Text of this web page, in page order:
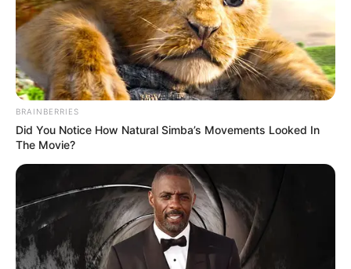
BRAINBERRIES
Did You Notice How Natural Simba’s Movements Looked In
The Movie?